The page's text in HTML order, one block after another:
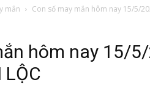
mắn Con số may mắn hôm nay 15/5/
hôm nay 15/